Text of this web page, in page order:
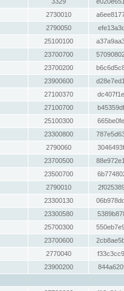
2730010
2790050
25100100
23700700
23700200
23900600
27100370
27100700
25100300
23300800
2790060
23700500
23500700
2790010
23300130
23300580
25700300
23700600
2770040
23900200